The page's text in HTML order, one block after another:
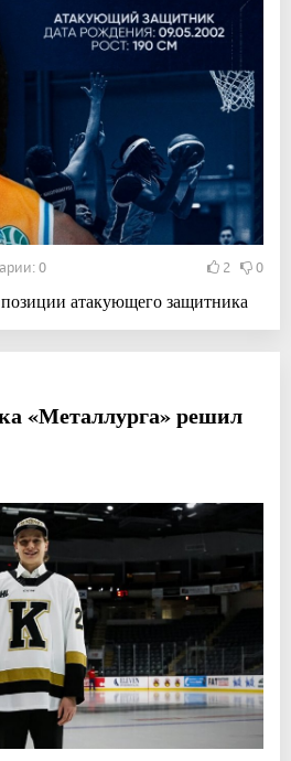
0 2 0
атакующего защитника
«Металлурга» решил